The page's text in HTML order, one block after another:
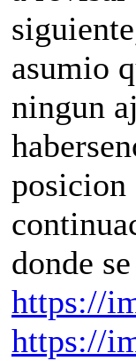
asumio
ningun
posicion
donde
https://
https://